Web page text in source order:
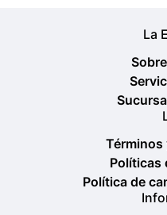
La
Políticas
Política de